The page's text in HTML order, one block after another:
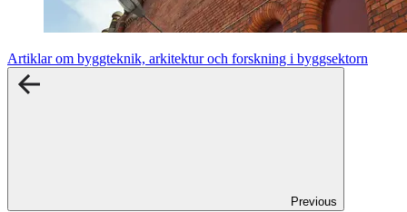
Artiklar om byggteknik, arkitektur och forskning i byggsektorn
Previous